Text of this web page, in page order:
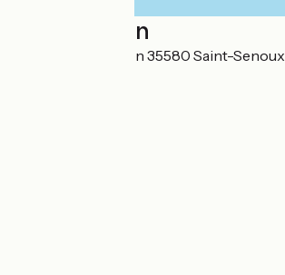
Localisation
155 Lieu-dit Bruzon 35580 Saint-Senoux